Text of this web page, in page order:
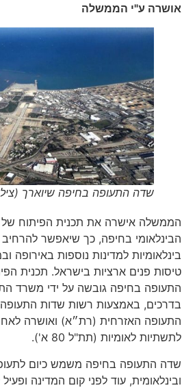
אושרה ע"י הממשלה
שדה התעופה בחיפה שיוארך (צילום
הממשלה אישרה את תכנית הפיתוח של
הבינלאומי בחיפה, כך שיאפשר להרחיב
בינלאומיות למדינות נוספות באירופה
טיסות פנים ארציות בישראל. תכנית
התעופה בחיפה גובשה על ידי משרד
בדרכים, באמצעות רשות שדות התעופה
התעופה האזרחית (רת״א) ואושרה
לתשתיות לאומיות (תת"ל 80 א').
שדה התעופה בחיפה משמש כיום לתעופה
ובינלאומית, עוד לפני קום המדינה ופעיל